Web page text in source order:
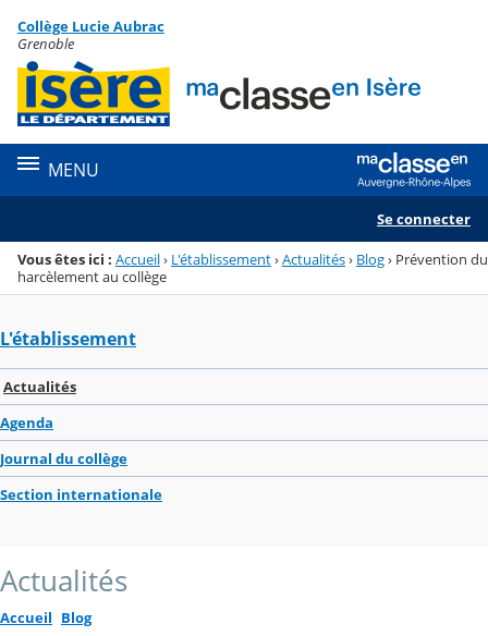
Menu de la rubrique
Contenu
Collège Lucie Aubrac
Grenoble
MENU
Se connecter
Vous êtes ici : Accueil› L'établissement›Actualités› Blog› Prévention du
harcèlement au collège
L'établissement
Actualités
Agenda
Journal du collège
Section internationale
Actualités
Accueil Blog